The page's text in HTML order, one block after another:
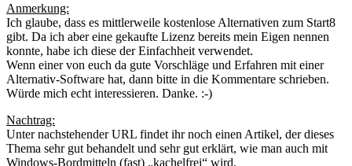
Anmerkung:
Ich glaube, dass es mittlerweile kostenlose Alternativen zum Start8
gibt. Da ich aber eine gekaufte Lizenz bereits mein Eigen nennen
konnte, habe ich diese der Einfachheit verwendet.
Wenn einer von euch da gute Vorschläge und Erfahren mit einer
Alternativ-Software hat, dann bitte in die Kommentare schrieben.
Würde mich echt interessieren. Danke. :-)
Nachtrag:
Unter nachstehender URL findet ihr noch einen Artikel, der dieses
Thema sehr gut behandelt und sehr gut erklärt, wie man auch mit
Windows-Bordmitteln (fast) „kachelfrei“ wird.